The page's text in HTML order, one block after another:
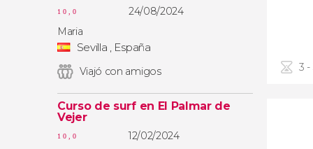
10,0
24/08/2024
Maria
Sevilla , España
Viajó con amigos
Curso de surf en El Palmar de
Vejer
10,0
12/02/2024
3 -